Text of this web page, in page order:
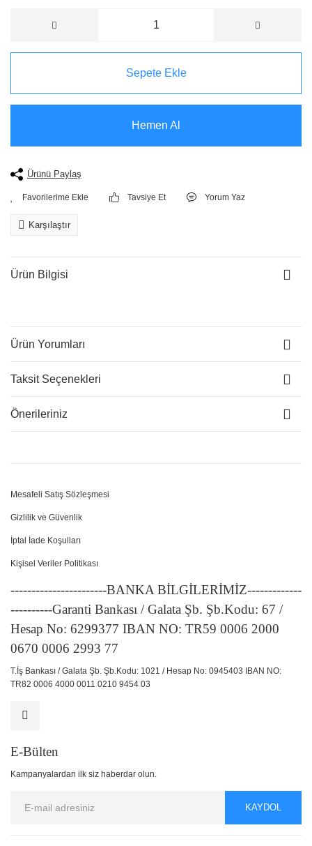
Sepete Ekle
Hemen Al
Ürünü Paylaş
Tavsiye Et Yorum Yaz
Karşılaştır
Ürün Bilgisi
Ürün Yorumları
Taksit Seçenekleri
Önerileriniz
Mesafeli Satış Sözleşmesi
Gizlilik ve Güvenlik
İptal İade Koşulları
Kişisel Veriler Politikası
-----------------------BANKA BİLGİLERİMİZ-------------
----------Garanti Bankası / Galata Şb. Şb.Kodu: 67 /
Hesap No: 6299377 IBAN NO: TR59 0006 2000
0670 0006 2993 77
T.İş Bankası / Galata Şb. Şb.Kodu: 1021 / Hesap No: 0945403 IBAN NO:
TR82 0006 4000 0011 0210 9454 03
E-Bülten
Kampanyalardan ilk siz haberdar olun.
KAYDOL